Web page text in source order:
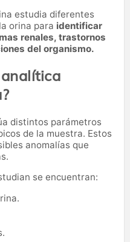
estudia diferentes
orina para identificar
renales, trastornos
del organismo.
distintos parámetros
de la muestra. Estos
anomalías que
se encuentran: